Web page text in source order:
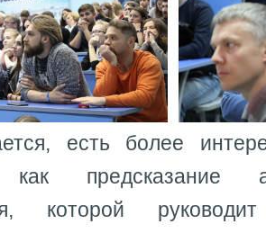
есть более
как предсказание
которой